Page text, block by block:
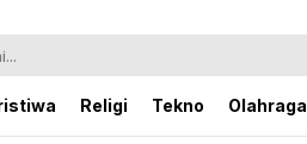
Religi Tekno Olahraga